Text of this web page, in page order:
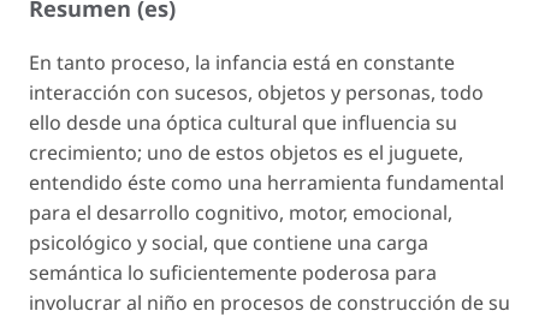
Resumen (es)
En tanto proceso, la infancia está en constante
interacción con sucesos, objetos y personas, todo
ello desde una óptica cultural que influencia su
crecimiento; uno de estos objetos es el juguete,
entendido éste como una herramienta fundamental
para el desarrollo cognitivo, motor, emocional,
psicológico y social, que contiene una carga
semántica lo suficientemente poderosa para
involucrar al niño en procesos de construcción de su